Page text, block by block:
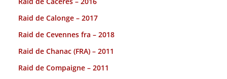
Raid de Calonge – 2017
Raid de Cevennes fra – 2018
Raid de Chanac (FRA) – 2011
Raid de Compaigne – 2011